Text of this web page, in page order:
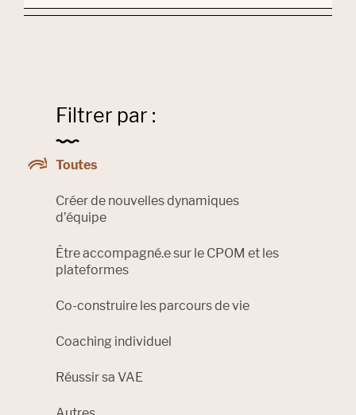
Filtrer par :
Filter by
Toutes
Filter by
Créer de nouvelles dynamiques
d’équipe
Filter by
Être accompagné.e sur le CPOM et les
plateformes
Filter by
Co-construire les parcours de vie
Filter by
Coaching individuel
Filter by
Réussir sa VAE
Filter by